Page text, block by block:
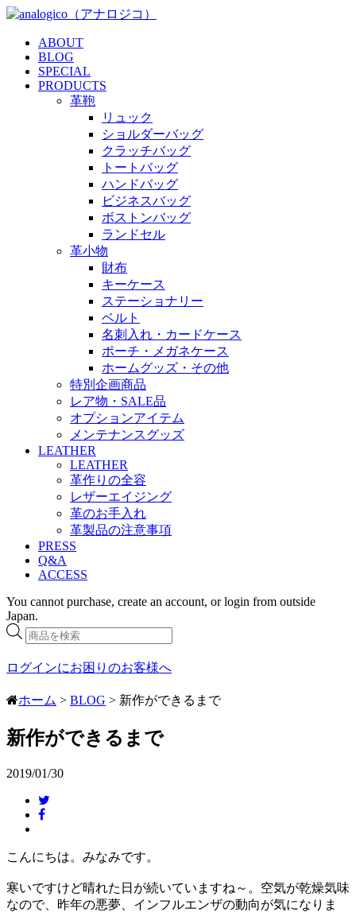
ABOUT
BLOG
SPECIAL
PRODUCTS
革鞄
リュック
ショルダーバッグ
クラッチバッグ
トートバッグ
ハンドバッグ
ビジネスバッグ
ボストンバッグ
ランドセル
革小物
財布
キーケース
ステーショナリー
ベルト
名刺入れ・カードケース
ポーチ・メガネケース
ホームグッズ・その他
特別企画商品
レア物・SALE品
オプションアイテム
メンテナンスグッズ
LEATHER
LEATHER
革作りの全容
レザーエイジング
革のお手入れ
革製品の注意事項
PRESS
Q&A
ACCESS
You cannot purchase, create an account, or login from outside
Japan.
商
品
検
ログインにお困りのお客様へ
ホーム > BLOG > 新作ができるまで
新作ができるまで
2019/01/30
こんにちは。みなみです。
寒いですけど晴れた日が続いていますね～。空気が乾燥気味
なので、昨年の悪夢、インフルエンザの動向が気になりま